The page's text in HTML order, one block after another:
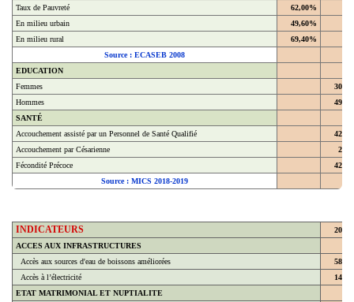
Taux de Pauvreté
62,00%
En milieu urbain
49,60%
En milieu rural
69,40%
Source : ECASEB 2008
EDUCATION
Femmes
Hommes
SANTÉ
Accouchement assisté par un Personnel de Santé Qualifié
Accouchement par Césarienne
Fécondité Précoce
Source : MICS 2018-2019
INDICATEURS
2018
ACCES AUX INFRASTRUCTURES
Accès aux sources d'eau de boissons améliorées
Accès à l’électricité
ETAT MATRIMONIAL ET NUPTIALITE